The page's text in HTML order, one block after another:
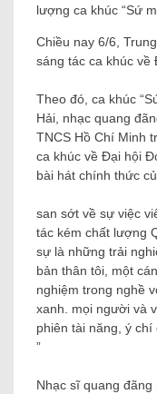
lượng ca khúc “Sứ
Chiều nay 6/6,
sáng tác ca khúc về
Theo đó, ca khúc
Hải, nhạc quang
TNCS Hồ Chí Minh
ca khúc về Đại hội
bài hát chính thức
san sớt về sự việc
tác kém chất lượng
sự là những trải
bản thân tôi, một
nghiệm trong nghề
xanh. mọi người và
phiên tài năng, ý
”
Nhạc sĩ quang